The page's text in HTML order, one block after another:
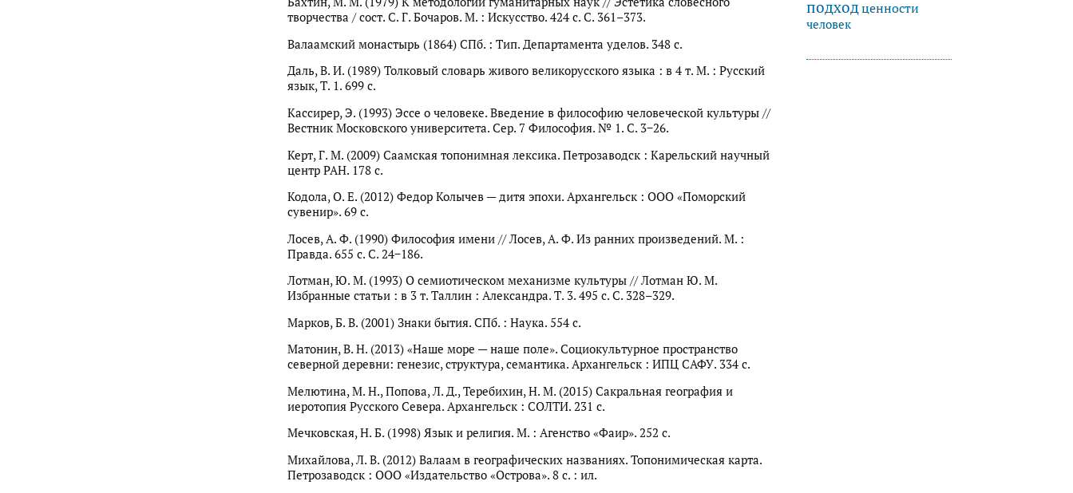
подходценности
человек
творчества / сост. С. Г. Бочаров. М. : Искусство. 424 с. С. 361–373.
Валаамский монастырь (1864) СПб. : Тип. Департамента уделов. 348 с.
Даль, В. И. (1989) Толковый словарь живого великорусского языка : в 4 т. М. : Русский
язык, Т. 1. 699 с.
Кассирер, Э. (1993) Эссе о человеке. Введение в философию человеческой культуры //
Вестник Московского университета. Сер. 7 Философия. № 1. С. 3−26.
Керт, Г. М. (2009) Саамская топонимная лексика. Петрозаводск : Карельский научный
центр РАН. 178 с.
Кодола, О. Е. (2012) Федор Колычев — дитя эпохи. Архангельск : ООО «Поморский
сувенир». 69 с.
Лосев, А. Ф. (1990) Философия имени // Лосев, А. Ф. Из ранних произведений. М. :
Правда. 655 с. С. 24−186.
Лотман, Ю. М. (1993) О семиотическом механизме культуры // Лотман Ю. М.
Избранные статьи : в 3 т. Таллин : Александра. Т. 3. 495 с. С. 328–329.
Марков, Б. В. (2001) Знаки бытия. СПб. : Наука. 554 с.
Матонин, В. Н. (2013) «Наше море — наше поле». Социокультурное пространство
северной деревни: генезис, структура, семантика. Архангельск : ИПЦ САФУ. 334 с.
Мелютина, М. Н., Попова, Л. Д., Теребихин, Н. М. (2015) Сакральная география и
иеротопия Русского Севера. Архангельск : СОЛТИ. 231 с.
Мечковская, Н. Б. (1998) Язык и религия. М. : Агенство «Фаир». 252 с.
Михайлова, Л. В. (2012) Валаам в географических названиях. Топонимическая карта.
Петрозаводск : ООО «Издательство «Острова». 8 с. : ил.